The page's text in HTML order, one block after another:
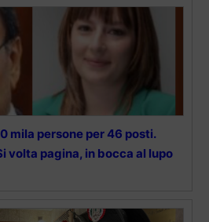
mila persone per 46 posti.
volta pagina, in bocca al lupo